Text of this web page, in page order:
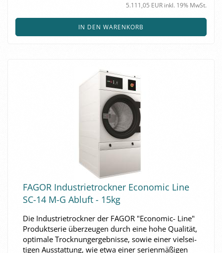
5.111,05 EUR inkl. 19% MwSt.
IN DEN WARENKORB
FAGOR In­dus­trie­trock­ner Eco­no­mic Line
SC-14 M-G Ab­luft - 15kg
Die In­dus­trie­trock­ner der FAGOR "Economic-​​ Line"
Pro­dukt­se­rie über­zeu­gen durch eine hohe Qua­li­tät,
op­ti­ma­le Trock­nun­ger­geb­nis­se, sowie einer viel­sei­
ti­gen Aus­stat­tung, wie etwa einer se­ri­en­mä­ßi­gen